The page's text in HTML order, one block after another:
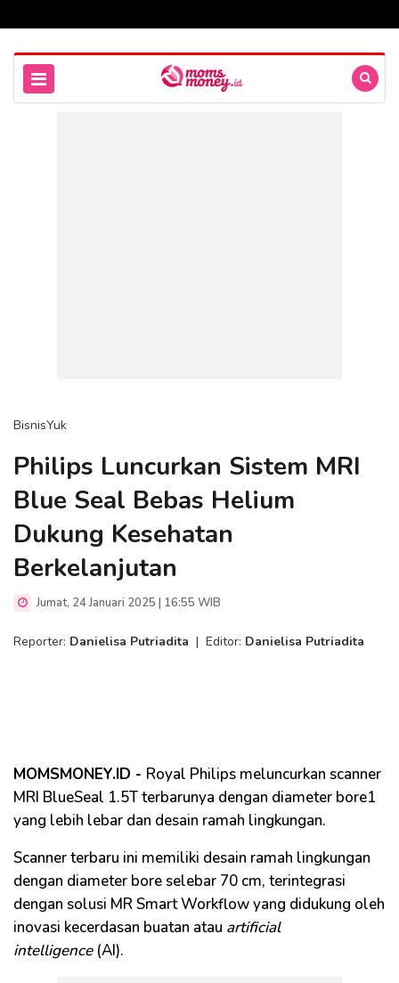
BisnisYuk
Philips Luncurkan Sistem MRI
Blue Seal Bebas Helium
Dukung Kesehatan
Berkelanjutan
Jumat, 24 Januari 2025 | 16:55 WIB
Reporter: Danielisa Putriadita | Editor: Danielisa Putriadita
MOMSMONEY.ID - Royal Philips meluncurkan scanner
MRI BlueSeal 1.5T terbarunya dengan diameter bore1
yang lebih lebar dan desain ramah lingkungan.
Scanner terbaru ini memiliki desain ramah lingkungan
dengan diameter bore selebar 70 cm, terintegrasi
dengan solusi MR Smart Workflow yang didukung oleh
inovasi kecerdasan buatan atau artificial
intelligence(AI).